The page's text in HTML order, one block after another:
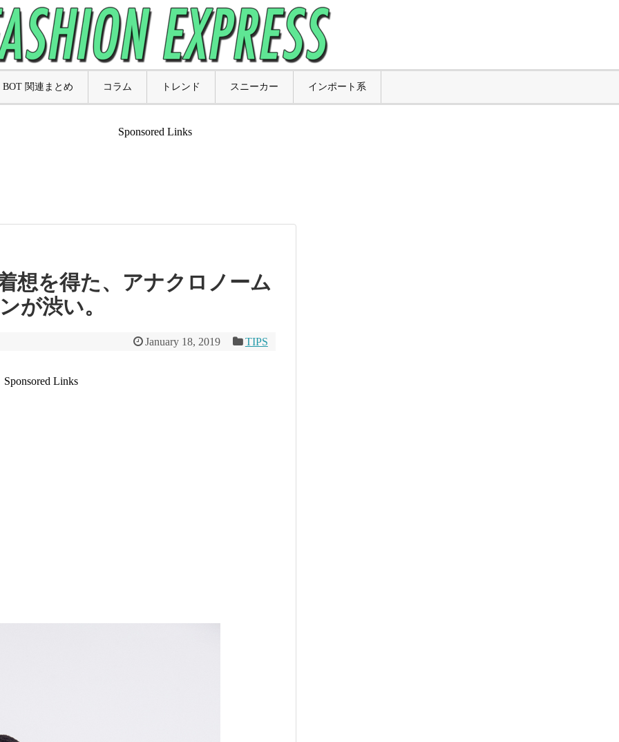
BOT 関連まとめ コラム トレンド スニーカー インポート系
Sponsored Links
想を得た、アナクロノーム
が渋い。
January 18, 2019 TIPS
Sponsored Links